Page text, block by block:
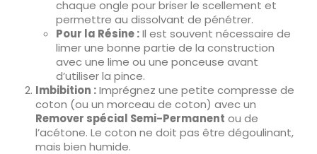
chaque ongle pour briser le scellement et
permettre au dissolvant de pénétrer.
Pour la Résine :Il est souvent nécessaire de
limer une bonne partie de la construction
avec une lime ou une ponceuse avant
d’utiliser la pince.
Imbibition :Imprégnez une petite compresse de
coton (ou un morceau de coton) avec un
Remover spécial Semi-Permanent ou de
l’acétone. Le coton ne doit pas être dégoulinant,
mais bien humide.